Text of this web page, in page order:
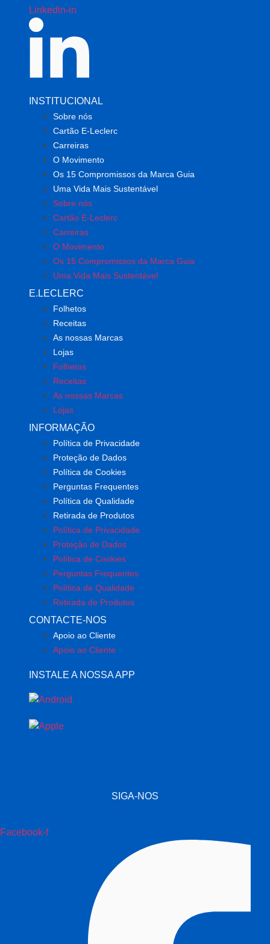
Linkedin-in
INSTITUCIONAL
Sobre nós
Cartão E-Leclerc
Carreiras
O Movimento
Os 15 Compromissos da Marca Guia
Uma Vida Mais Sustentável
Sobre nós
Cartão E-Leclerc
Carreiras
O Movimento
Os 15 Compromissos da Marca Guia
Uma Vida Mais Sustentável
E.LECLERC
Folhetos
Receitas
As nossas Marcas
Lojas
Folhetos
Receitas
As nossas Marcas
Lojas
INFORMAÇÃO
Política de Privacidade
Proteção de Dados
Política de Cookies
Perguntas Frequentes
Política de Qualidade
Retirada de Produtos
Política de Privacidade
Proteção de Dados
Política de Cookies
Perguntas Frequentes
Política de Qualidade
Retirada de Produtos
CONTACTE-NOS
Apoio ao Cliente
Apoio ao Cliente
INSTALE A NOSSA APP
SIGA-NOS
Facebook-f